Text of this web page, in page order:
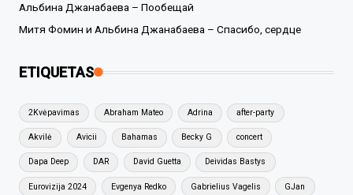
Альбина Джанабаева – Пообещай
Митя Фомин и Альбина Джанабаева – Спасибо, сердце
ETIQUETAS
2Kvėpavimas Abraham Mateo Adrina after-party
Akvilė Avicii Bahamas Becky G concert
Dapa Deep DAR David Guetta Deividas Bastys
Eurovizija 2024 Evgenya Redko Gabrielius Vagelis GJan